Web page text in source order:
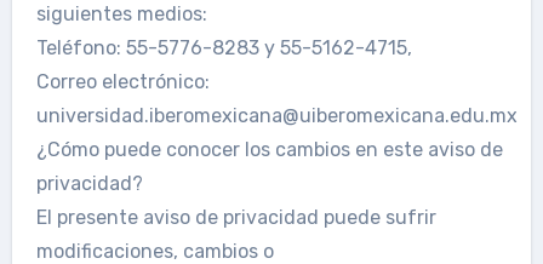
siguientes medios:
Teléfono: 55-5776-8283 y 55-5162-4715,
Correo electrónico:
universidad.iberomexicana@uiberomexicana.edu.mx
¿Cómo puede conocer los cambios en este aviso de
privacidad?
El presente aviso de privacidad puede sufrir
modificaciones, cambios o